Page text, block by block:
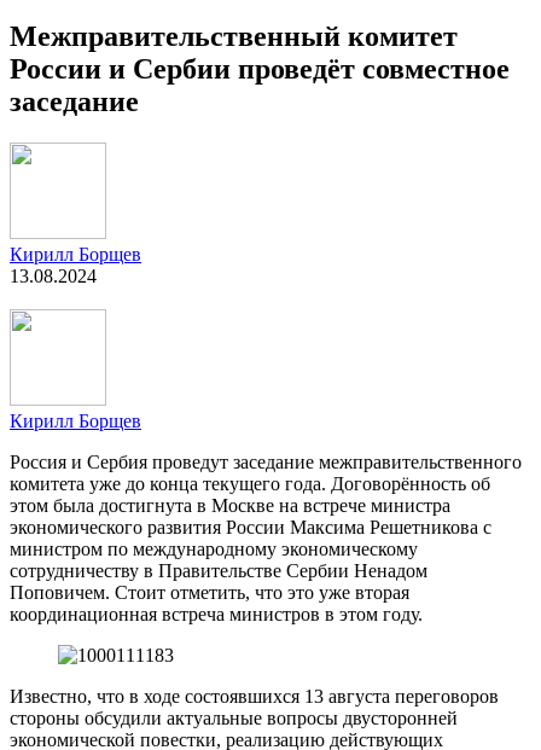
Межправительственный комитет
России и Сербии проведёт совместное
заседание
Кирилл Борщев
13.08.2024
Кирилл Борщев
Россия и Сербия проведут заседание межправительственного
комитета уже до конца текущего года. Договорённость об
этом была достигнута в Москве на встрече министра
экономического развития России Максима Решетникова с
министром по международному экономическому
сотрудничеству в Правительстве Сербии Ненадом
Поповичем. Стоит отметить, что это уже вторая
координационная встреча министров в этом году.
Известно, что в ходе состоявшихся 13 августа переговоров
стороны обсудили актуальные вопросы двусторонней
экономической повестки, реализацию действующих